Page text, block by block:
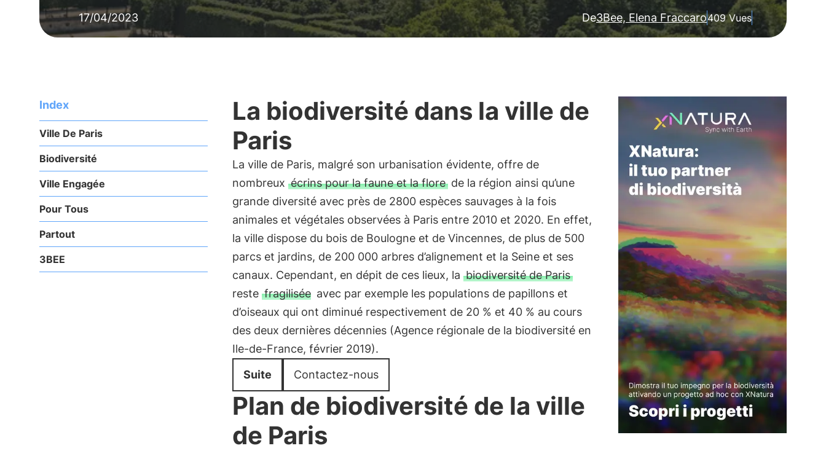
17/04/2023 De3Bee, Elena Fraccaro409 Vues
Index
Ville De Paris
Biodiversité
Ville Engagée
Pour Tous
Partout
3BEE
La biodiversité dans la ville de
Paris
La ville de Paris, malgré son urbanisation évidente, offre de
nombreux écrins pour la faune et la florede la région ainsi qu’une
grande diversité avec près de 2800 espèces sauvages à la fois
animales et végétales observées à Paris entre 2010 et 2020. En effet,
la ville dispose du bois de Boulogne et de Vincennes, de plus de 500
parcs et jardins, de 200 000 arbres d’alignement et la Seine et ses
canaux. Cependant, en dépit de ces lieux, la biodiversité de Paris
reste fragilisée avec par exemple les populations de papillons et
d’oiseaux qui ont diminué respectivement de 20 % et 40 % au cours
des deux dernières décennies (Agence régionale de la biodiversité en
Ile-de-France, février 2019).
Suite
Contactez-nous
Plan de biodiversité de la ville
de Paris